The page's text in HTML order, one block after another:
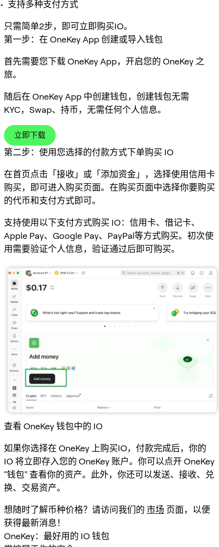
支持多种支付方式
只需简单2步，即可立即购买IO。
第一步：在 OneKey App 创建或导入钱包
首先需要您下载 OneKey App，开启您的 OneKey 之
旅。
随后在 OneKey App 中创建钱包，创建钱包无需
KYC，Swap、持币，无需任何个人信息。
立即下载
第二步：使用您选择的付款方式下单购买 IO
在首页点击「接收」或「添加资金」，选择使用信用卡
购买，即可进入购买页面。在购买页面中选择你要购买
的代币和支付方式即可。
支持使用以下支付方式购买 IO：信用卡、借记卡、
Apple Pay、Google Pay、PayPal等方式购买。初次使
用需要验证个人信息，验证通过后即可购买。
查看 OneKey 钱包中的 IO
如果你选择在 OneKey 上购买IO，付款完成后，你的
IO 将立即存入您的 OneKey 账户。你可以点开 OneKey
"钱包" 查看你的资产。此外，你还可以发送、接收、兑
换、交易资产。
想随时了解币种价格？请访问我们的 市场 页面，以便
获得最新消息！
OneKey：最好用的 IO 钱包